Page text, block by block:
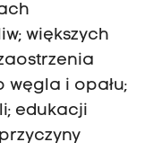
większych
i opału;
edukacji